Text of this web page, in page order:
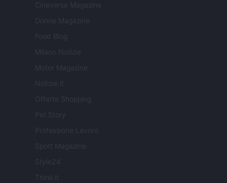
Cineverse Magazine
Donne Magazine
Food Blog
Milano Notizie
Motor Magazine
Notizie.it
Offerte Shopping
Pet Story
Professione Lavoro
Sport Magazine
Style24
Think.it